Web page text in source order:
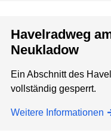
Havelradweg am Gutspark
Neukladow
Ein Abschnitt des
vollständig gesperrt.
Weitere Informationen